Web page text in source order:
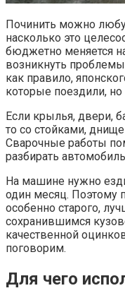
Починить можно
насколько это
бюджетно меняется
возникнуть
как правило,
которые поездили, но
Если крылья, двери,
то со стойками,
Сварочные работы
разбирать
На машине нужно
один месяц. Поэтому
особенно старого,
сохранившимся
качественной
поговорим.
Для чего